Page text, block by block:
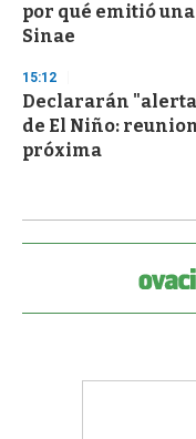
por qué emitió
Sinae
15:12
Declararán
de El Niño:
próxima